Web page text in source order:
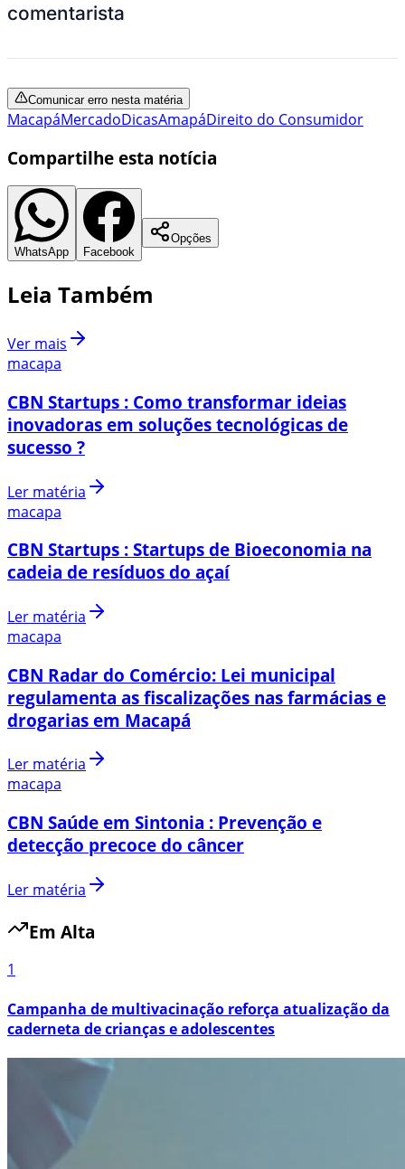
comentarista
Comunicar erro nesta matéria
MacapáMercadoDicasAmapáDireito do Consumidor
Compartilhe esta notícia
WhatsApp Facebook
Opções
Leia Também
Ver mais
macapa
CBN Startups : Como transformar ideias
inovadoras em soluções tecnológicas de
sucesso ?
Ler matéria
macapa
CBN Startups : Startups de Bioeconomia na
cadeia de resíduos do açaí
Ler matéria
macapa
CBN Radar do Comércio: Lei municipal
regulamenta as fiscalizações nas farmácias e
drogarias em Macapá
Ler matéria
macapa
CBN Saúde em Sintonia : Prevenção e
detecção precoce do câncer
Ler matéria
Em Alta
1
Campanha de multivacinação reforça atualização da
caderneta de crianças e adolescentes